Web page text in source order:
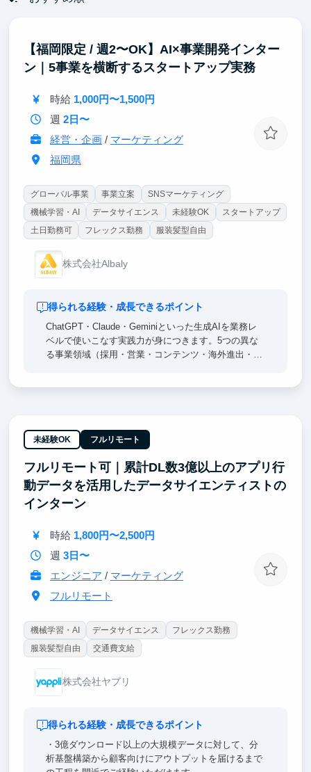
【福岡限定 / 週2〜OK】AI×事業開発インター
ン｜5事業を横断するスタートアップ実務
時給 1,000円〜1,500円
週 2日〜
経営・企画/ マーケティング
福岡県
グローバル事業 事業立案
SNSマーケティング
機械学習・AI
データサイエンス 未経験OK
スタートアップ
土日勤務可
フレックス勤務 服装髪型自由
株式会社Albaly
得られる経験・成長できるポイント
ChatGPT・Claude・Geminiといった生成AIを業務レ
ベルで使いこなす実践力が身につきます。5つの異な
る事業領域（採用・営業・コンテンツ・海外進出・ラ
未経験OK フルリモート
フルリモート可｜累計DL数3億以上のアプリ行
動データを活用したデータサイエンティストの
インターン
時給 1,800円〜2,500円
週 3日〜
エンジニア / マーケティング
フルリモート
機械学習・AI データサイエンス
フレックス勤務
服装髪型自由
交通費支給
株式会社ヤプリ
得られる経験・成長できるポイント
・3億ダウンロード以上の大規模データに対して、分
析基盤構築から顧客向けにアウトプットを届けるまで